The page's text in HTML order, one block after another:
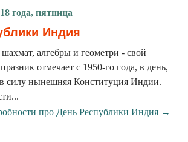
года, пятница
Индия
алгебры и геометри - свой
отмечает с 1950-го года, в день,
в силу нынешняя Конституция Индии.
про День Республики Индия →